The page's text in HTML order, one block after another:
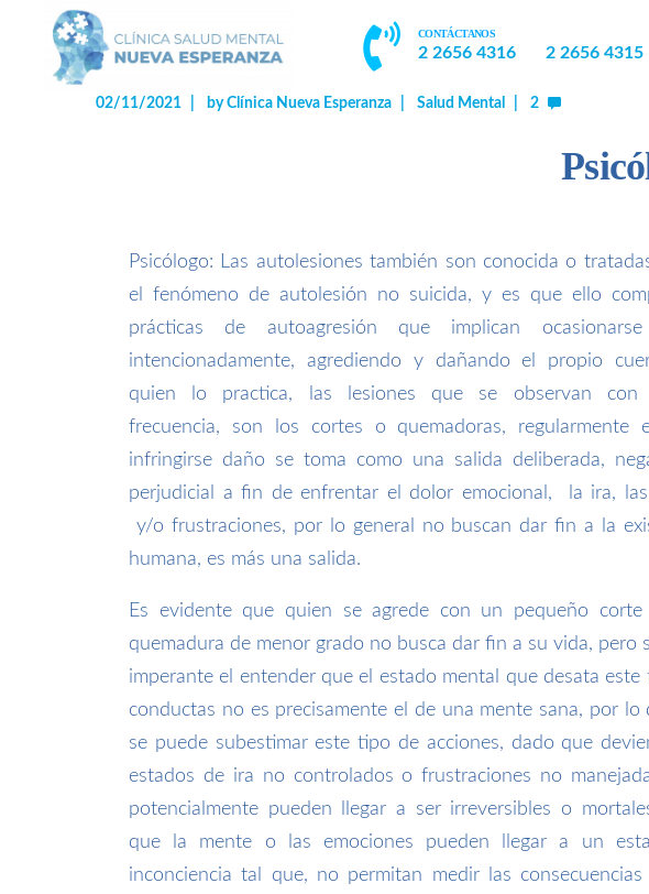
CONTÁCTANOS
2 2656 4316 2 2656 4315
02/11/2021 byClínica Nueva Esperanza Salud Mental 2
Psicólogo: Las autolesiones también son conocida o
el fenómeno de autolesión no suicida, y es que ello
prácticas de autoagresión que implican
intencionadamente, agrediendo y dañando el propio
quien lo practica, las lesiones que se observan con
frecuencia, son los cortes o quemadoras, regularmente
infringirse daño se toma como una salida deliberada,
perjudicial a fin de enfrentar el dolor emocional, la ira, las
y/o frustraciones, por lo general no buscan dar fin a la
humana, es más una salida.
Es evidente que quien se agrede con un pequeño
quemadura de menor grado no busca dar fin a su vida, pero
imperante el entender que el estado mental que desata este
conductas no es precisamente el de una mente sana, por lo
se puede subestimar este tipo de acciones, dado que
estados de ira no controlados o frustraciones no
potencialmente pueden llegar a ser irreversibles o
que la mente o las emociones pueden llegar a un
inconciencia tal que, no permitan medir las